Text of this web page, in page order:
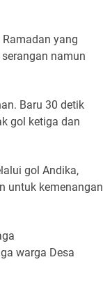
yang
namun
Baru 30 detik
gol ketiga dan
gol Andika,
untuk kemenangan
warga Desa